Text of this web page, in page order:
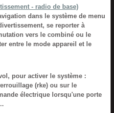
- radio de base)
dans le système de menu
se reporter à
vers le combiné ou le
entre le mode appareil et le
pour activer le système :
(rke) ou sur le
électrique lorsqu'une porte